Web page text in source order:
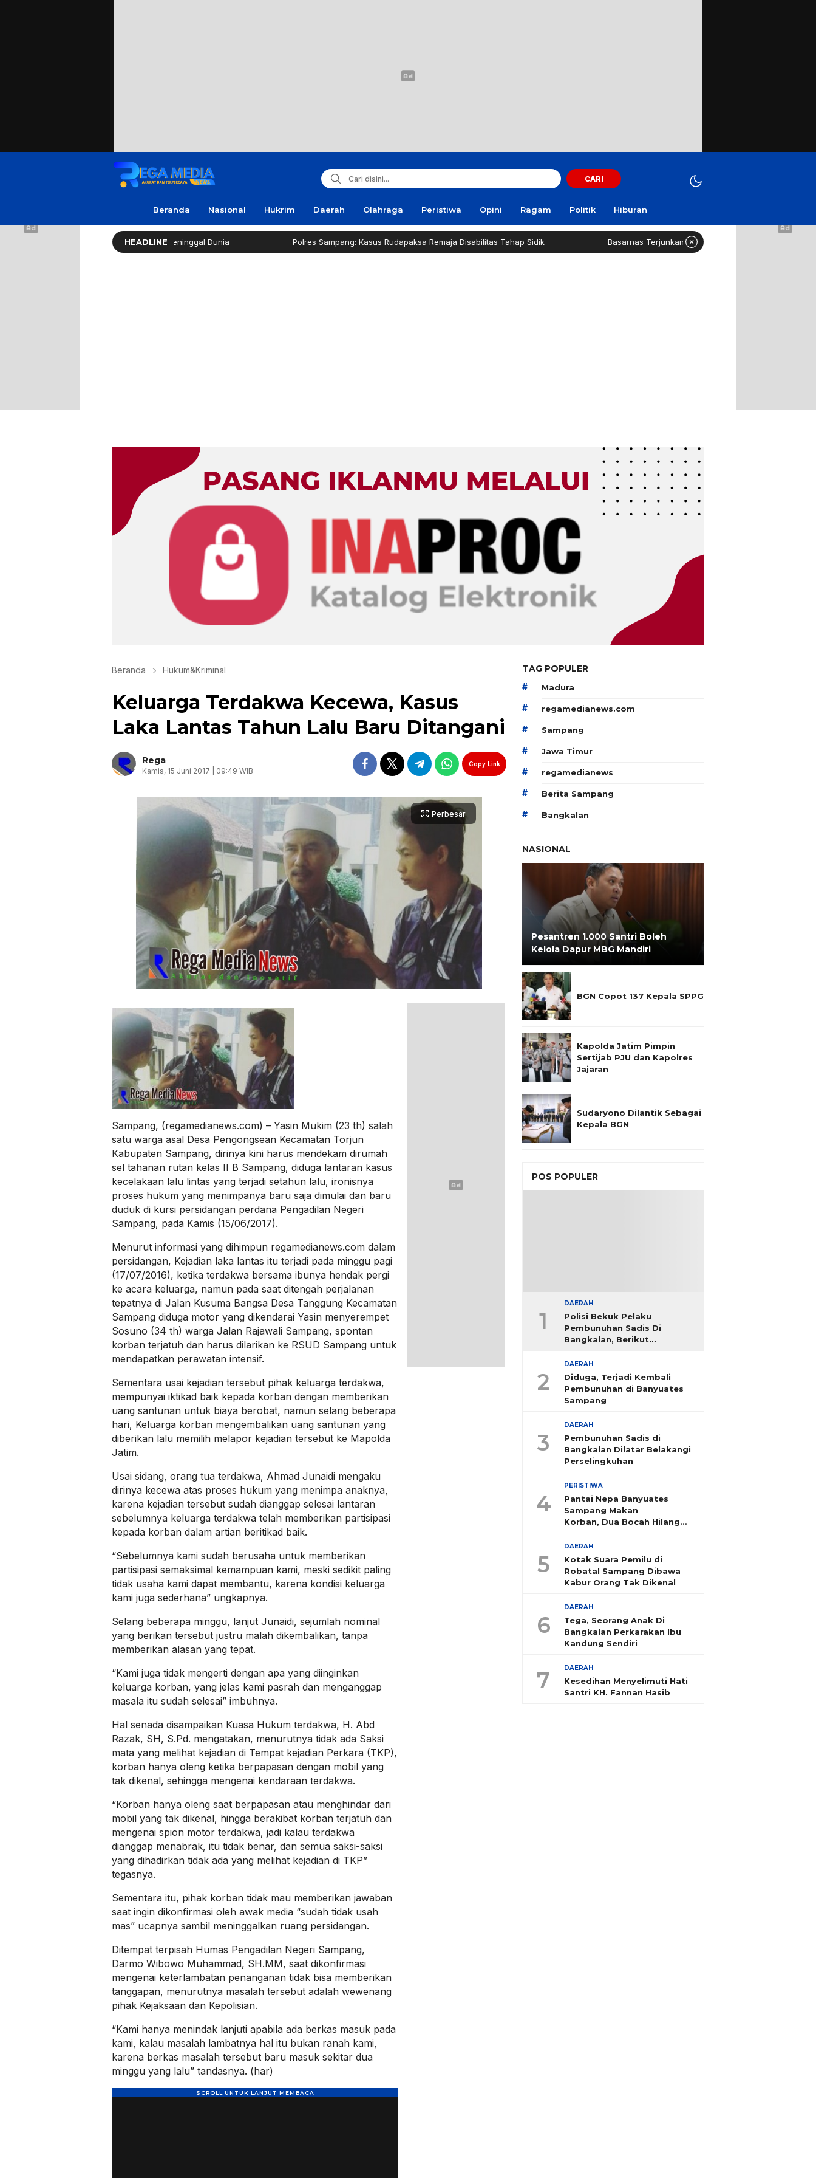
CARI
Beranda Nasional Hukrim Daerah Olahraga Peristiwa Opini Ragam Politik Hiburan
HEADLINE
Soleh ‘No Viral No Justice’ Meninggal Dunia Polres Sampang: Kasus Rudapaksa Remaja Disabilitas Tahap Sidik Basarnas Terjunkan Helikopter Sisir Bangkai KMP Mutiara Sentosa II
Beranda Hukum&Kriminal
Keluarga Terdakwa Kecewa, Kasus
Laka Lantas Tahun Lalu Baru Ditangani
Rega
Kamis, 15 Juni 2017 | 09:49 WIB
Copy Link
Perbesar
Sampang, (regamedianews.com) – Yasin Mukim (23 th) salah
satu warga asal Desa Pengongsean Kecamatan Torjun
Kabupaten Sampang, dirinya kini harus mendekam dirumah
sel tahanan rutan kelas II B Sampang, diduga lantaran kasus
kecelakaan lalu lintas yang terjadi setahun lalu, ironisnya
proses hukum yang menimpanya baru saja dimulai dan baru
duduk di kursi persidangan perdana Pengadilan Negeri
Sampang, pada Kamis (15/06/2017).
Menurut informasi yang dihimpun regamedianews.com dalam
persidangan, Kejadian laka lantas itu terjadi pada minggu pagi
(17/07/2016), ketika terdakwa bersama ibunya hendak pergi
ke acara keluarga, namun pada saat ditengah perjalanan
tepatnya di Jalan Kusuma Bangsa Desa Tanggung Kecamatan
Sampang diduga motor yang dikendarai Yasin menyerempet
Sosuno (34 th) warga Jalan Rajawali Sampang, spontan
korban terjatuh dan harus dilarikan ke RSUD Sampang untuk
mendapatkan perawatan intensif.
Sementara usai kejadian tersebut pihak keluarga terdakwa,
mempunyai iktikad baik kepada korban dengan memberikan
uang santunan untuk biaya berobat, namun selang beberapa
hari, Keluarga korban mengembalikan uang santunan yang
diberikan lalu memilih melapor kejadian tersebut ke Mapolda
Jatim.
Usai sidang, orang tua terdakwa, Ahmad Junaidi mengaku
dirinya kecewa atas proses hukum yang menimpa anaknya,
karena kejadian tersebut sudah dianggap selesai lantaran
sebelumnya keluarga terdakwa telah memberikan partisipasi
kepada korban dalam artian beritikad baik.
“Sebelumnya kami sudah berusaha untuk memberikan
partisipasi semaksimal kemampuan kami, meski sedikit paling
tidak usaha kami dapat membantu, karena kondisi keluarga
kami juga sederhana” ungkapnya.
Selang beberapa minggu, lanjut Junaidi, sejumlah nominal
yang berikan tersebut justru malah dikembalikan, tanpa
memberikan alasan yang tepat.
“Kami juga tidak mengerti dengan apa yang diinginkan
keluarga korban, yang jelas kami pasrah dan menganggap
masala itu sudah selesai” imbuhnya.
Hal senada disampaikan Kuasa Hukum terdakwa, H. Abd
Razak, SH, S.Pd. mengatakan, menurutnya tidak ada Saksi
mata yang melihat kejadian di Tempat kejadian Perkara (TKP),
korban hanya oleng ketika berpapasan dengan mobil yang
tak dikenal, sehingga mengenai kendaraan terdakwa.
“Korban hanya oleng saat berpapasan atau menghindar dari
mobil yang tak dikenal, hingga berakibat korban terjatuh dan
mengenai spion motor terdakwa, jadi kalau terdakwa
dianggap menabrak, itu tidak benar, dan semua saksi-saksi
yang dihadirkan tidak ada yang melihat kejadian di TKP”
tegasnya.
Sementara itu, pihak korban tidak mau memberikan jawaban
saat ingin dikonfirmasi oleh awak media “sudah tidak usah
mas” ucapnya sambil meninggalkan ruang persidangan.
Ditempat terpisah Humas Pengadilan Negeri Sampang,
Darmo Wibowo Muhammad, SH.MM, saat dikonfirmasi
mengenai keterlambatan penanganan tidak bisa memberikan
tanggapan, menurutnya masalah tersebut adalah wewenang
pihak Kejaksaan dan Kepolisian.
“Kami hanya menindak lanjuti apabila ada berkas masuk pada
kami, kalau masalah lambatnya hal itu bukan ranah kami,
karena berkas masalah tersebut baru masuk sekitar dua
minggu yang lalu” tandasnya. (har)
TAG POPULER
# Madura
# regamedianews.com
# Sampang
# Jawa Timur
# regamedianews
# Berita Sampang
# Bangkalan
NASIONAL
Pesantren 1.000 Santri Boleh
Kelola Dapur MBG Mandiri
BGN Copot 137 Kepala SPPG
Kapolda Jatim Pimpin
Sertijab PJU dan Kapolres
Jajaran
Sudaryono Dilantik Sebagai
Kepala BGN
POS POPULER
1
DAERAH
Polisi Bekuk Pelaku
Pembunuhan Sadis Di
Bangkalan, Berikut
2
DAERAH
Diduga, Terjadi Kembali
Pembunuhan di Banyuates
Sampang
3
DAERAH
Pembunuhan Sadis di
Bangkalan Dilatar Belakangi
Perselingkuhan
4
PERISTIWA
Pantai Nepa Banyuates
Sampang Makan
Korban, Dua Bocah Hilang
5
DAERAH
Kotak Suara Pemilu di
Robatal Sampang Dibawa
Kabur Orang Tak Dikenal
6
DAERAH
Tega, Seorang Anak Di
Bangkalan Perkarakan Ibu
Kandung Sendiri
7 DAERAH
Kesedihan Menyelimuti Hati
Santri KH. Fannan Hasib